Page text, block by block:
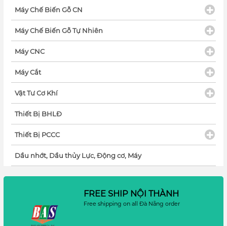
Máy Chế Biến Gỗ CN
Máy Chế Biến Gỗ Tự Nhiên
Máy CNC
Máy Cắt
Vật Tư Cơ Khí
Thiết Bị BHLĐ
Thiết Bị PCCC
Dầu nhớt, Dầu thủy Lực, Động cơ, Máy
FREE SHIP NỘI THÀNH
Free shipping on all Đà Nẵng order